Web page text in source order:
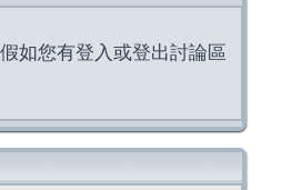
如您有登入或登出討論區